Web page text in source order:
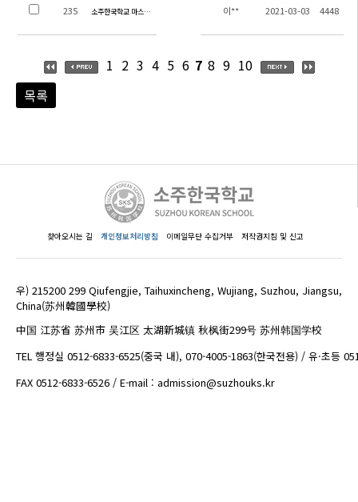
235 소주한국학교 마스크 기증 이** 2021-03-03 4448
1 2 3 4 5 6 7 8 9 10
목록
찾아오시는 길 개인정보처리방침 이메일무단 수집거부 저작권지침 및 신고
우) 215200 299 Qiufengjie, Taihuxincheng, Wujiang, Suzhou, Jiangsu,
China(苏州韓國學校)
中国 江苏省 苏州市 吴江区 太湖新城镇 秋枫街299号 苏州韩国学校
TEL 행정실 0512-6833-6525(중국 내), 070-4005-1863(한국전용) / 유·초등
FAX 0512-6833-6526 / E-mail : admission@suzhouks.kr